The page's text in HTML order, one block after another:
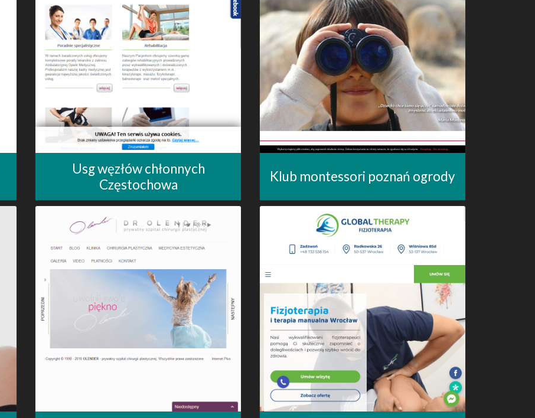
Usg węzłów chłonnych
Częstochowa
Klub montessori poznań ogrody